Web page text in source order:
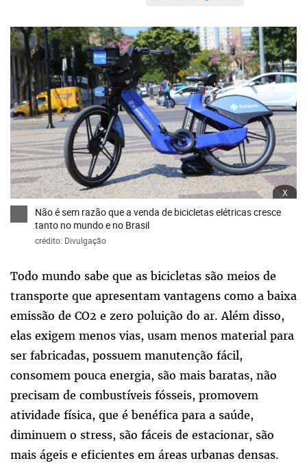
x
Não é sem razão que a venda de bicicletas elétricas cresce
tanto no mundo e no Brasil
crédito: Divulgação
Todo mundo sabe que as bicicletas são meios de
transporte que apresentam vantagens como a baixa
emissão de CO2 e zero poluição do ar. Além disso,
elas exigem menos vias, usam menos material para
ser fabricadas, possuem manutenção fácil,
consomem pouca energia, são mais baratas, não
precisam de combustíveis fósseis, promovem
atividade física, que é benéfica para a saúde,
diminuem o stress, são fáceis de estacionar, são
mais ágeis e eficientes em áreas urbanas densas.